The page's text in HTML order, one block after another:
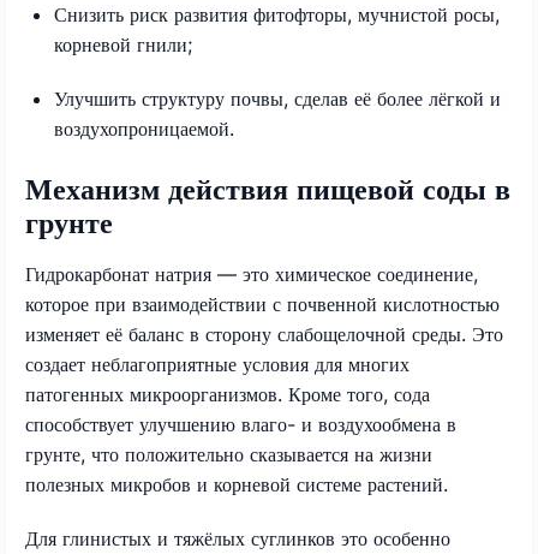
Снизить риск развития фитофторы, мучнистой росы,
корневой гнили;
Улучшить структуру почвы, сделав её более лёгкой и
воздухопроницаемой.
Механизм действия пищевой соды в
грунте
Гидрокарбонат натрия — это химическое соединение,
которое при взаимодействии с почвенной кислотностью
изменяет её баланс в сторону слабощелочной среды. Это
создает неблагоприятные условия для многих
патогенных микроорганизмов. Кроме того, сода
способствует улучшению влаго- и воздухообмена в
грунте, что положительно сказывается на жизни
полезных микробов и корневой системе растений.
Для глинистых и тяжёлых суглинков это особенно